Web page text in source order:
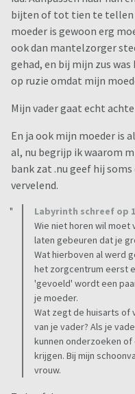
bijten of tot tien te tellen
moeder is gewoon erg
ook dan mantelzorger
gehad, en bij mijn zus
op ruzie omdat mijn
Mijn vader gaat echt
En ja ook mijn moeder is
al, nu begrijp ik waarom
bank zat .nu geef hij
vervelend.
Labyrinth schreef op
Wie niet horen wil moet
laten gebeuren dat je
Wat hierboven al werd
het zorgcentrum eerst
'gevoeld' wordt een
je moeder.
Wat zegt de huisarts of
van je vader? Als je
kunnen onderzoeken
krijgen. Bij mijn
vrouw.